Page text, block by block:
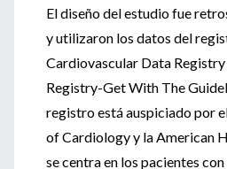
El diseño del estudio fue
y utilizaron los datos del
Cardiovascular Data
Registry-Get With The
registro está auspiciado por
of Cardiology y la American
se centra en los pacientes